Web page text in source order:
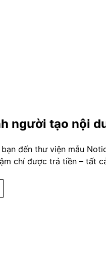
người tạo nội
đến thư viện mẫu
chí được trả tiền – tất